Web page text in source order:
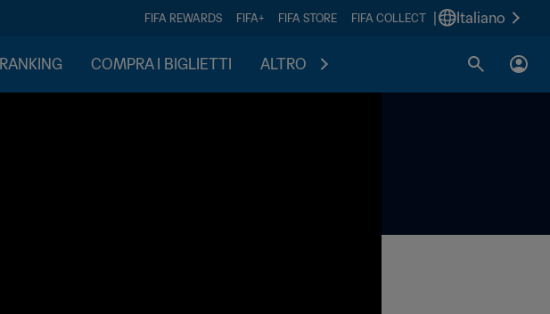
FIFA REWARDS FIFA+ FIFA STORE FIFA COLLECT Italiano
I RANKING COMPRA I BIGLIETTI ALTRO